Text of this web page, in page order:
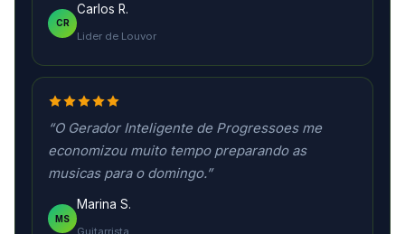
CR
Carlos R.
Lider de Louvor
“O Gerador Inteligente de Progressoes me
economizou muito tempo preparando as
musicas para o domingo.”
MS
Marina S.
Guitarrista